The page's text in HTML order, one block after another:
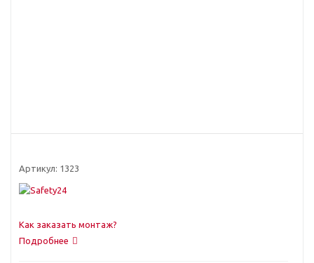
Артикул: 1323
Как заказать монтаж?
Подробнее